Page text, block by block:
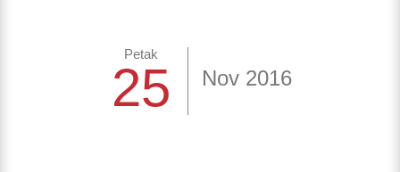
Petak
25 Nov 2016